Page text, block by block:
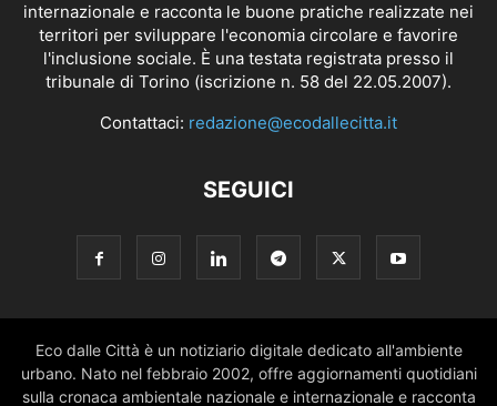
internazionale e racconta le buone pratiche realizzate nei
territori per sviluppare l'economia circolare e favorire
l'inclusione sociale. È una testata registrata presso il
tribunale di Torino (iscrizione n. 58 del 22.05.2007).
Contattaci: redazione@ecodallecitta.it
SEGUICI
Eco dalle Città è un notiziario digitale dedicato all'ambiente
urbano. Nato nel febbraio 2002, offre aggiornamenti quotidiani
sulla cronaca ambientale nazionale e internazionale e racconta